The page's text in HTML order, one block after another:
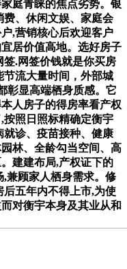
庭青睐的焦点劣势。银
、休闲文娱、家庭会
,营销核心后欢迎客户
居价值高地。选好房子
签.网签价钱就是你买房
流大量时间，外部城
彰显高端栖身质感。它
人房子的得房率看产权
照日照标精确定衡宇
就诊、疫苗接种、健康
林、全龄勾当空间、高
建建布局,产权证下的
兼顾家人栖身需求。修
五年内不得上市,为使
对衡宇本身及其业从和